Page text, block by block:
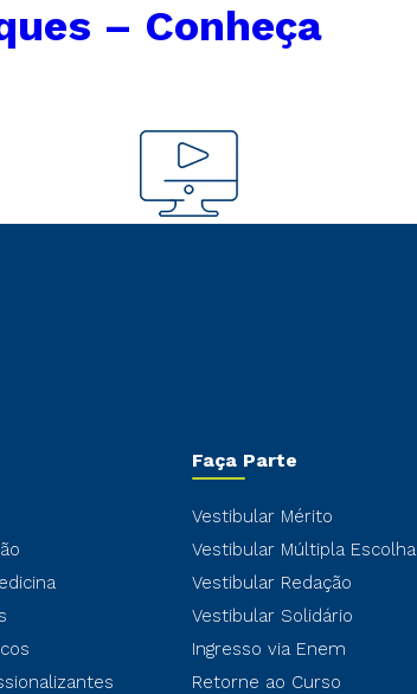
– Conheça
Faça Parte
Vestibular Mérito
Vestibular Múltipla Escolha
Vestibular Redação
Vestibular Solidário
Ingresso via Enem
Retorne ao Curso